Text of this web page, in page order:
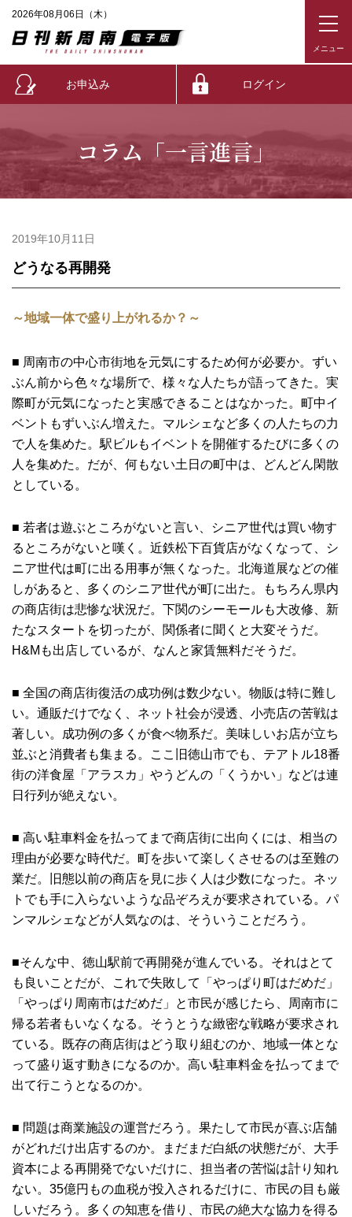
2026年08月06日（木）
お申込み ログイン
コラム「一言進言」
2019年10月11日
どうなる再開発
～地域一体で盛り上がれるか？～
■ 周南市の中心市街地を元気にするため何が必要か。ずい
ぶん前から色々な場所で、様々な人たちが語ってきた。実
際町が元気になったと実感できることはなかった。町中イ
ベントもずいぶん増えた。マルシェなど多くの人たちの力
で人を集めた。駅ビルもイベントを開催するたびに多くの
人を集めた。だが、何もない土日の町中は、どんどん閑散
としている。
■ 若者は遊ぶところがないと言い、シニア世代は買い物す
るところがないと嘆く。近鉄松下百貨店がなくなって、シ
ニア世代は町に出る用事が無くなった。北海道展などの催
しがあると、多くのシニア世代が町に出た。もちろん県内
の商店街は悲惨な状況だ。下関のシーモールも大改修、新
たなスタートを切ったが、関係者に聞くと大変そうだ。
H&Mも出店しているが、なんと家賃無料だそうだ。
■ 全国の商店街復活の成功例は数少ない。物販は特に難し
い。通販だけでなく、ネット社会が浸透、小売店の苦戦は
著しい。成功例の多くが食べ物系だ。美味しいお店が立ち
並ぶと消費者も集まる。ここ旧徳山市でも、テアトル18番
街の洋食屋「アラスカ」やうどんの「くうかい」などは連
日行列が絶えない。
■ 高い駐車料金を払ってまで商店街に出向くには、相当の
理由が必要な時代だ。町を歩いて楽しくさせるのは至難の
業だ。旧態以前の商店を見に歩く人は少数になった。ネッ
トでも手に入らないような品ぞろえが要求されている。パ
ンマルシェなどが人気なのは、そういうことだろう。
■そんな中、徳山駅前で再開発が進んでいる。それはとて
も良いことだが、これで失敗して「やっぱり町はだめだ」
「やっぱり周南市はだめだ」と市民が感じたら、周南市に
帰る若者もいなくなる。そうとうな緻密な戦略が要求され
ている。既存の商店街はどう取り組むのか、地域一体とな
って盛り返す動きになるのか。高い駐車料金を払ってまで
出て行こうとなるのか。
■ 問題は商業施設の運営だろう。果たして市民が喜ぶ店舗
がどれだけ出店するのか。まだまだ白紙の状態だが、大手
資本による再開発でないだけに、担当者の苦悩は計り知れ
ない。35億円もの血税が投入されるだけに、市民の目も厳
しいだろう。多くの知恵を借り、市民の絶大な協力を得る